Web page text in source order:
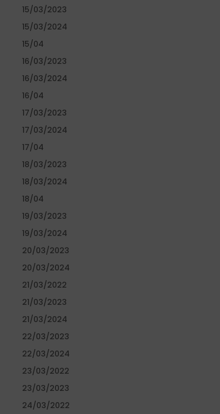
15/03/2023
15/03/2024
15/04
16/03/2023
16/03/2024
16/04
17/03/2023
17/03/2024
17/04
18/03/2023
18/03/2024
18/04
19/03/2023
19/03/2024
20/03/2023
20/03/2024
21/03/2022
21/03/2023
21/03/2024
22/03/2023
22/03/2024
23/03/2022
23/03/2023
24/03/2022